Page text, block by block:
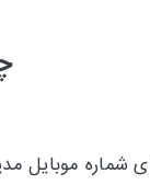
شماره موبایل